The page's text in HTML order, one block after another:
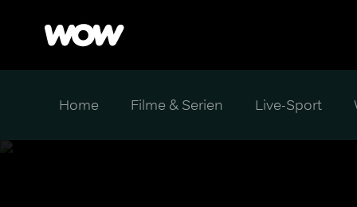
Home Filme & Serien Live-Sport